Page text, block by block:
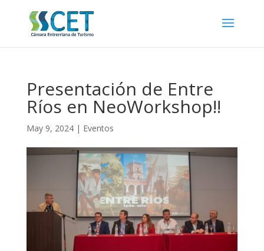
Presentación de Entre
Ríos en NeoWorkshop!!
May 9, 2024| Eventos